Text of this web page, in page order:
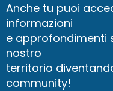
Anche tu puoi
informazioni
e approfondimenti
nostro
territorio
community!